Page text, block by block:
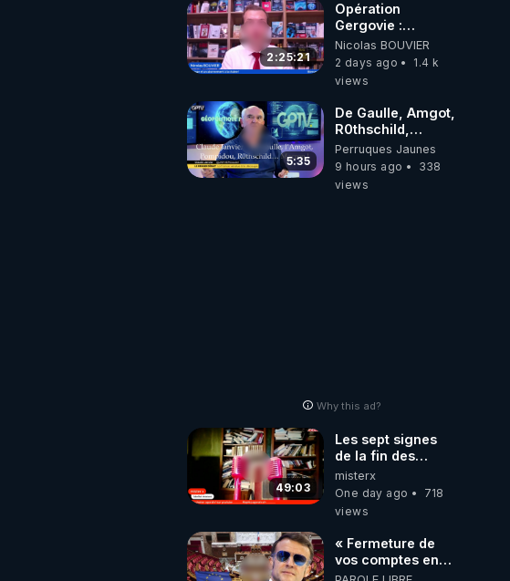
2:25:21
Opération
Gergovie :
‪@38resistancegauloise‬
‪@MarionSigautOfficiel‬
‪@gladysriifard5710‬
Nicolas BOUVIER
2 days ago
1.4 k
views
5:35
De Gaulle, Amgot,
R0thschild,
Macron &
Pompidou…
Macron Claude
Perruques Jaunes
9 hours ago
338
views
Why this ad?
49:03
Les sept signes
de la fin des
temps selon
l’intervenant
misterx
One day ago
718
views
« Fermeture de
vos comptes en
banque ! » :